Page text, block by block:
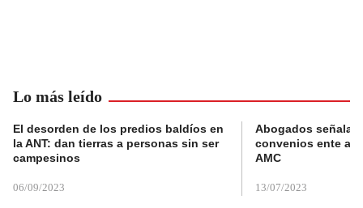
Lo más leído
El desorden de los predios baldíos en
la ANT: dan tierras a personas sin ser
campesinos
06/09/2023
Abogados
convenios ente
AMC
13/07/2023